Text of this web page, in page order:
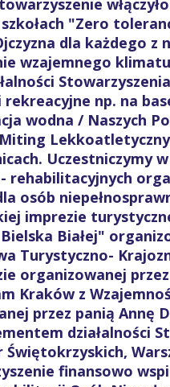
"Zero
dla każdego z
wzajemnego
np. na
wodna / Naszych
Uczestniczymy
osób
imprezie
Białej"
Turystyczno-
organizowanej
Kraków z
przez panią Annę
działalności
finansowo